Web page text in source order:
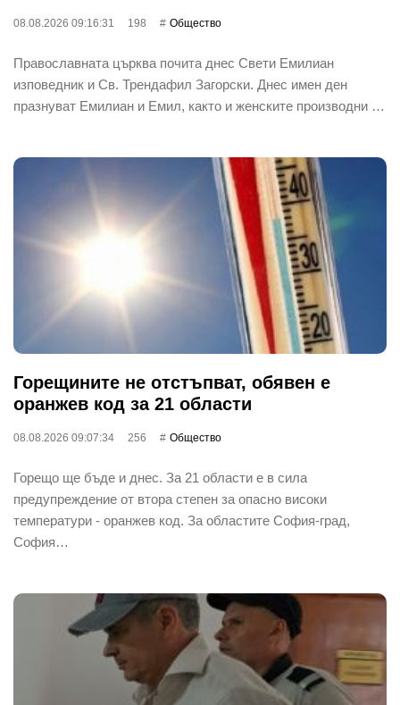
08.08.2026 09:16:31 198 Общество
Православната църква почита днес Свети Емилиан
изповедник и Св. Трендафил Загорски. Днес имен ден
празнуват Емилиан и Емил, както и женските производни …
Горещините не отстъпват, обявен е
оранжев код за 21 области
08.08.2026 09:07:34 256 Общество
Горещо ще бъде и днес. За 21 области е в сила
предупреждение от втора степен за опасно високи
температури - оранжев код. За областите София-град,
София…